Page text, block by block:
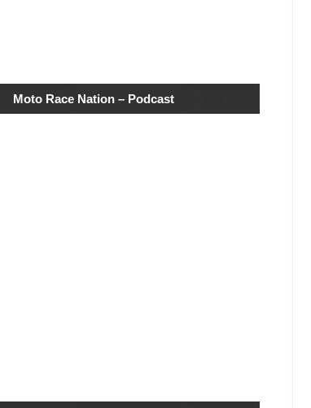
Moto Race Nation – Podcast